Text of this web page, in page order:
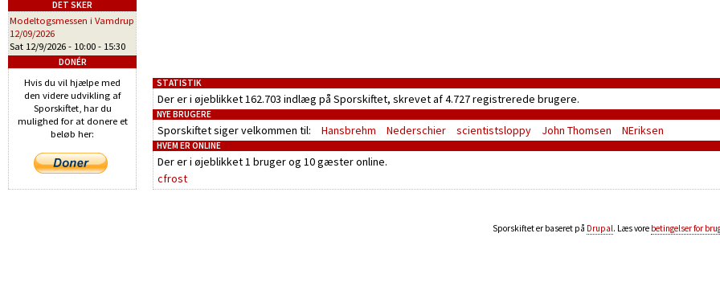
STATISTIK
Der er i øjeblikket 162.703 indlæg på Sporskiftet, skrevet af 4.727 registrerede brugere.
NYE BRUGERE
Sporskiftet siger velkommen til: Hansbrehm Nederschier scientistsloppy John Thomsen NEriksen
HVEM ER ONLINE
Der er i øjeblikket1 brugerog 10 gæsteronline.
cfrost
Sporskiftet er baseret på Drupal. Læs vore betingelser for
DET SKER
Modeltogsmessen i Vamdrup
12/09/2026
Sat 12/9/2026 - 10:00 - 15:30
DONÉR
Hvis du vil hjælpe med
den videre udvikling af
Sporskiftet, har du
mulighed for at donere et
beløb her: